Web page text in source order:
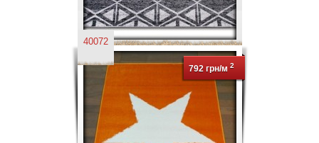
40072
792 грн/м 2